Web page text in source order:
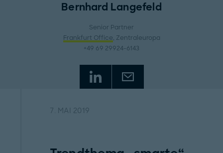
Bernhard Langefeld
Senior Partner
Frankfurt Office, Zentraleuropa
+49 69 29924-6143
7. MAI 2019